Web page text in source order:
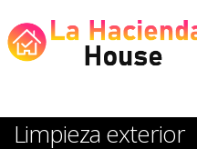
Limpieza exterior